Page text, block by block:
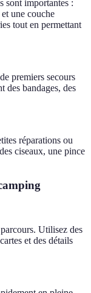
sont importantes :
une couche
tout en permettant
premiers secours
des bandages, des
réparations ou
ciseaux, une pince
Utilisez des
et des détails